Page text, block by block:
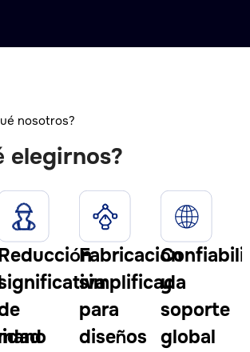
nosotros?
elegirnos?
Fabricación
simplificada
para
diseños
y
soporte
global